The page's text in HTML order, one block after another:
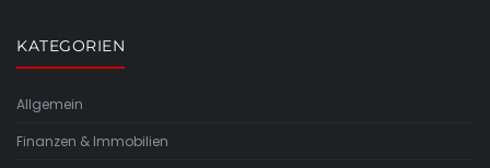
KATEGORIEN
Allgemein
Finanzen & Immobilien